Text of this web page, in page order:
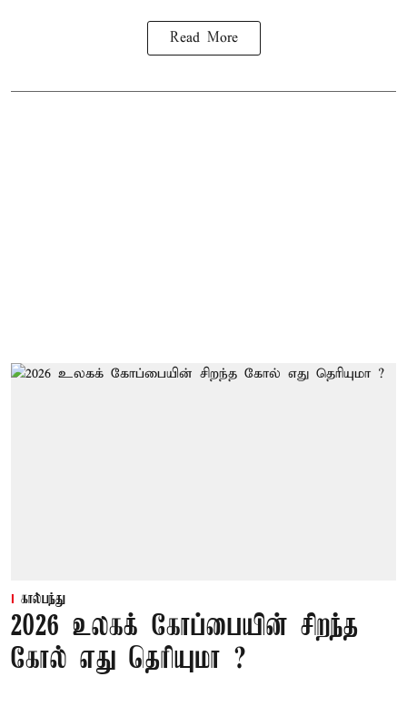
Read More
கால்பந்து
2026 உலகக் கோப்பையின் சிறந்த
கோல் எது தெரியுமா ?